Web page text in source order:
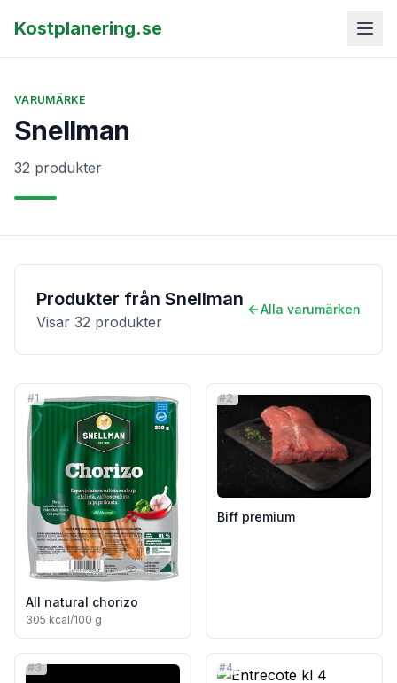
Kostplanering.se
VARUMÄRKE
Snellman
32 produkter
Produkter från Snellman
Visar 32 produkter
Alla varumärken
#1
All natural chorizo
305 kcal/100 g
#2
Biff premium
#3 #4